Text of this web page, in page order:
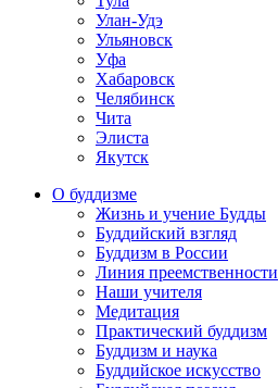
Улан-Удэ
Ульяновск
Уфа
Хабаровск
Челябинск
Чита
Элиста
Якутск
О буддизме
Жизнь и учение Будды
Буддийский взгляд
Буддизм в России
Линия преемственности
Наши учителя
Медитация
Практический буддизм
Буддизм и наука
Буддийское искусство